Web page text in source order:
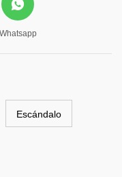
Whatsapp
Escándalo